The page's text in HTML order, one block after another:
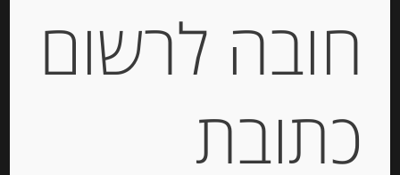
תיאור
GLASSY
חובה לרשום
כתובת